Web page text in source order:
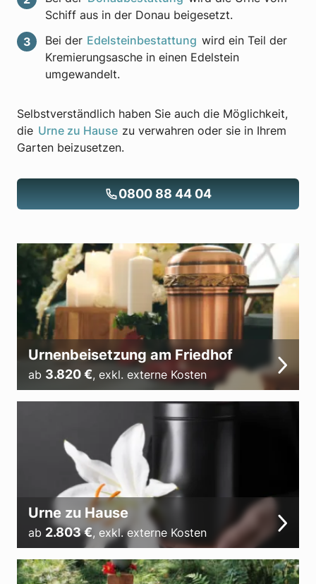
Schiff aus in der Donau beigesetzt.
Bei der Edelsteinbestattung wird ein Teil der
Kremierungsasche in einen Edelstein
umgewandelt.
Selbstverständlich haben Sie auch die Möglichkeit,
die Urne zu Hause zu verwahren oder sie in Ihrem
Garten beizusetzen.
0800 88 44 04
Urnenbeisetzung am Friedhof
ab 3.820€, exkl. externe Kosten
Urne zu Hause
ab 2.803€, exkl. externe Kosten